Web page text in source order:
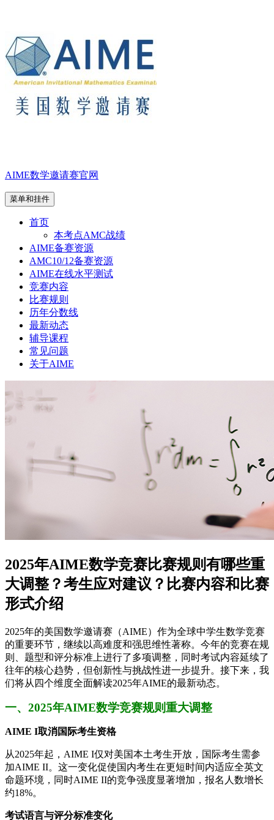
容
AIME数学邀请赛官网
菜单和挂件
首页
本考点AMC战绩
AIME备赛资源
AMC10/12备赛资源
AIME在线水平测试
竞赛内容
比赛规则
历年分数线
最新动态
辅导课程
常见问题
关于AIME
2025年AIME数学竞赛比赛规则有哪些重
大调整？考生应对建议？比赛内容和比赛
形式介绍
2025年的美国数学邀请赛（AIME）作为全球中学生数学竞赛
的重要环节，继续以高难度和强思维性著称。今年的竞赛在规
则、题型和评分标准上进行了多项调整，同时考试内容延续了
往年的核心趋势，但创新性与挑战性进一步提升。接下来，我
们将从四个维度全面解读2025年AIME的最新动态。
一、2025年AIME数学竞赛规则重大调整
AIME I取消国际考生资格
从2025年起，AIME I仅对美国本土考生开放，国际考生需参
加AIME II。这一变化促使国内考生在更短时间内适应全英文
命题环境，同时AIME II的竞争强度显著增加，报名人数增长
约18%。
考试语言与评分标准变化